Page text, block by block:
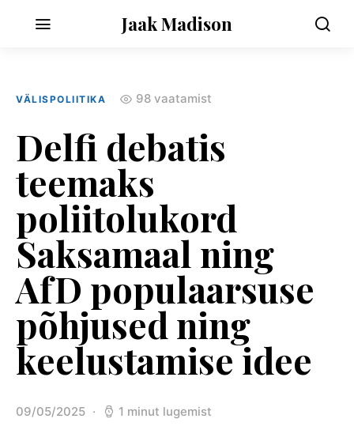
Jaak Madison
VÄLISPOLIITIKA 98 vaatamist
Delfi debatis
teemaks
poliitolukord
Saksamaal ning
AfD populaarsuse
põhjused ning
keelustamise idee
Posted on
09/05/2025 1 minut lugemist